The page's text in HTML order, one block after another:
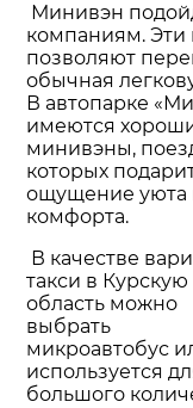
Минивэн
компаниям. Эти
позволяют
обычная
В автопарке
имеются
минивэны,
которых
ощущение уюта
комфорта.
В качестве
такси в Курскую
область можно
выбрать
микроавтобус
используется
большого